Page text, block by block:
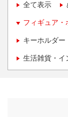
全て表示
フィギュア・
キーホルダー
生活雑貨・イ